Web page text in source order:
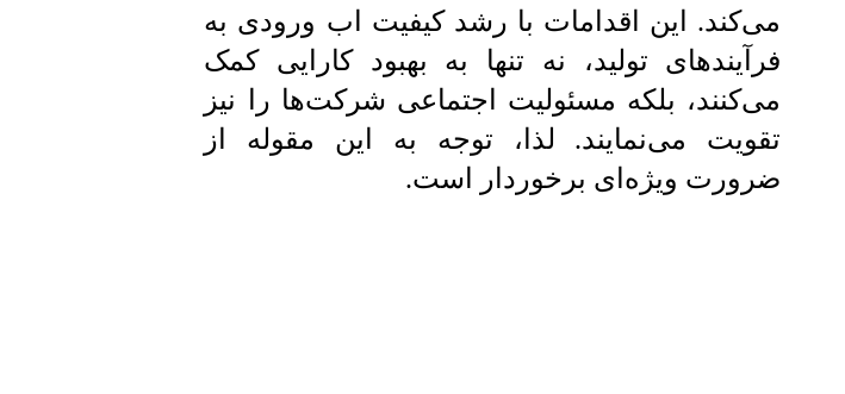
می‌کند. این اقدامات با رشد کیفیت اب ورودی به
فرآیندهای تولید، نه تنها به بهبود کارایی کمک
می‌کنند، بلکه مسئولیت اجتماعی شرکت‌ها را نیز
تقویت می‌نمایند. لذا، توجه به این مقوله از
ضرورت ویژه‌ای برخوردار است.